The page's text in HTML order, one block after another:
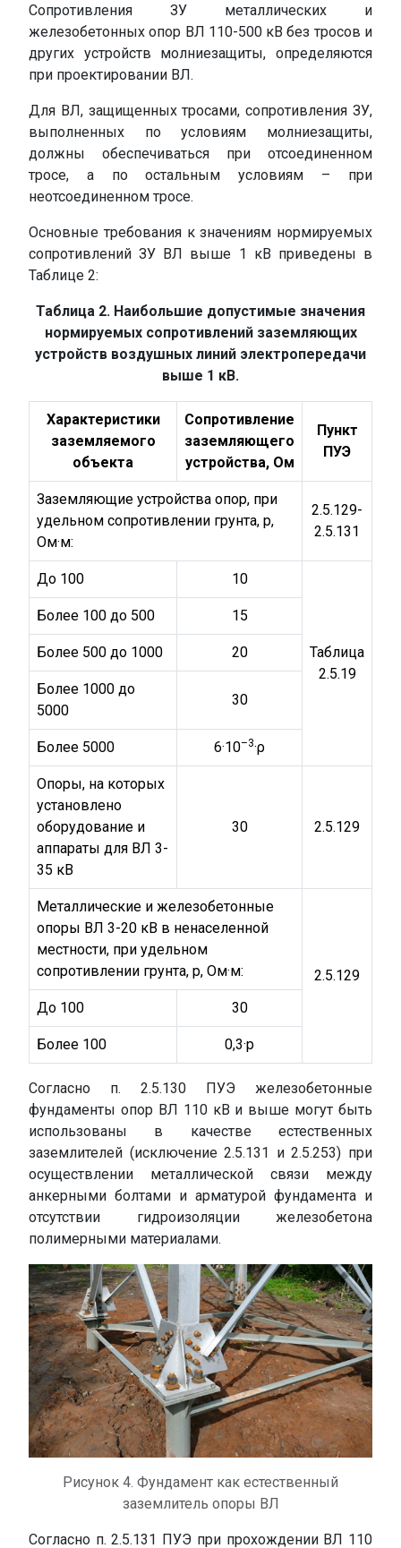
Сопротивления ЗУ металлических и
железобетонных опор ВЛ 110-500 кВ без тросов и
других устройств молниезащиты, определяются
при проектировании ВЛ.
Для ВЛ, защищенных тросами, сопротивления ЗУ,
выполненных по условиям молниезащиты,
должны обеспечиваться при отсоединенном
тросе, а по остальным условиям – при
неотсоединенном тросе.
Основные требования к значениям нормируемых
сопротивлений ЗУ ВЛ выше 1 кВ приведены в
Таблице 2:
Таблица 2. Наибольшие допустимые значения
нормируемых сопротивлений заземляющих
устройств воздушных линий электропередачи
выше 1 кВ.
Характеристики
заземляемого
объекта
Сопротивление
заземляющего
устройства, Ом
Пункт
ПУЭ
Заземляющие устройства опор, при
удельном сопротивлении грунта, р,
Ом·м:
2.5.129-
2.5.131
До 100 10
Таблица
2.5.19
Более 100 до 500 15
Более 500 до 1000 20
Более 1000 до
5000
30
Более 5000 6·10–3·ρ
Опоры, на которых
установлено
оборудование и
аппараты для ВЛ 3-
35 кВ
30 2.5.129
Металлические и железобетонные
опоры ВЛ 3-20 кВ в ненаселенной
местности, при удельном
сопротивлении грунта, р, Ом·м:
2.5.129
До 100
30
Более 100 0,3·р
Согласно п. 2.5.130 ПУЭ железобетонные
фундаменты опор ВЛ 110 кВ и выше могут быть
использованы в качестве естественных
заземлителей (исключение 2.5.131 и 2.5.253) при
осуществлении металлической связи между
анкерными болтами и арматурой фундамента и
отсутствии гидроизоляции железобетона
полимерными материалами.
Рисунок 4. Фундамент как естественный
заземлитель опоры ВЛ
Согласно п. 2.5.131 ПУЭ при прохождении ВЛ 110